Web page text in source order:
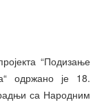
“Подизање
одржано је 18.
са Народним